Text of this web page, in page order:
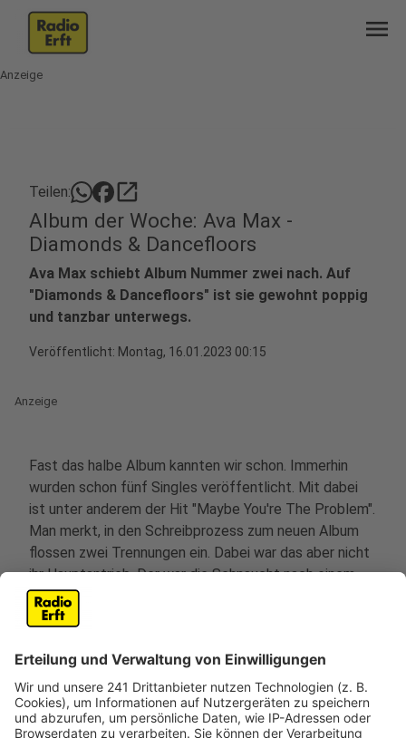
menu
Anzeige
Teilen: open_in_new
Album der Woche: Ava Max -
Diamonds & Dancefloors
Ava Max schiebt Album Nummer zwei nach. Auf
"Diamonds & Dancefloors" ist sie gewohnt poppig
und tanzbar unterwegs.
Veröffentlicht: Montag, 16.01.2023 00:15
Anzeige
Fast das halbe Album kannten wir schon. Immerhin
wurden schon fünf Singles veröffentlicht. Mit dabei
ist unter anderem der Hit "Maybe You're The Problem".
Man merkt, in den Schreibprozess zum neuen Album
flossen zwei Trennungen ein. Dabei war das aber nicht
ihr Hauptantrieb. Der war die Sehnsucht nach einem
von Avas Lieblingsorten: "Während der Pandemie habe
ich es vermisst, Spaß zu haben, mich zu bewegen und
gehe in Clubs, seit ich 16 bin, damals noch in Virginia
und South Carolina. Nicht um zu trinken, das war
zweitranging. Ich habe mir einfach gefälschten
Ausweis besorgt und die ganze Nacht getanzt!". Dafür